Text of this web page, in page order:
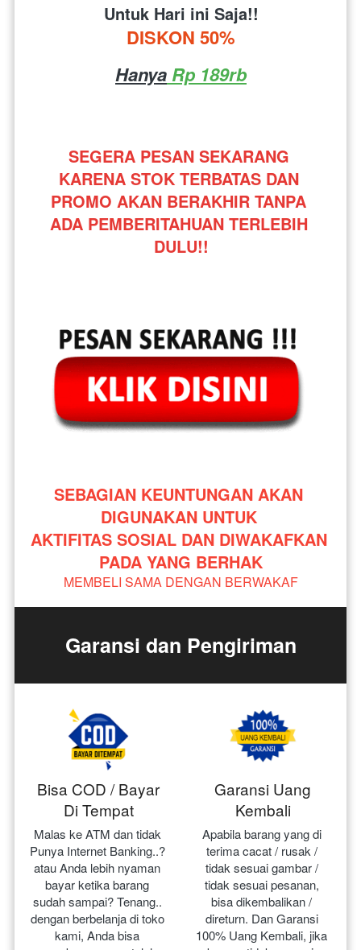
Untuk Hari ini Saja!!
DISKON 50%
Hanya Rp 189rb
SEGERA PESAN SEKARANG
KARENA STOK TERBATAS DAN
PROMO AKAN BERAKHIR TANPA
ADA PEMBERITAHUAN TERLEBIH
DULU!!
SEBAGIAN KEUNTUNGAN AKAN
DIGUNAKAN UNTUK
AKTIFITAS SOSIAL DAN DIWAKAFKAN
PADA YANG BERHAK
MEMBELI SAMA DENGAN BERWAKAF
Garansi dan Pengiriman
Bisa COD / Bayar
Di Tempat
Malas ke ATM dan tidak
Punya Internet Banking..?
atau Anda lebih nyaman
bayar ketika barang
sudah sampai? Tenang..
dengan berbelanja di toko
kami, Anda bisa
Garansi Uang
Kembali
Apabila barang yang di
terima cacat / rusak /
tidak sesuai gambar /
tidak sesuai pesanan,
bisa dikembalikan /
direturn. Dan Garansi
100% Uang Kembali, jika